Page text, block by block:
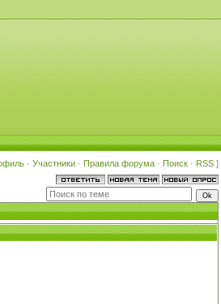
· Участники · Правила форума · Поиск · RSS ]